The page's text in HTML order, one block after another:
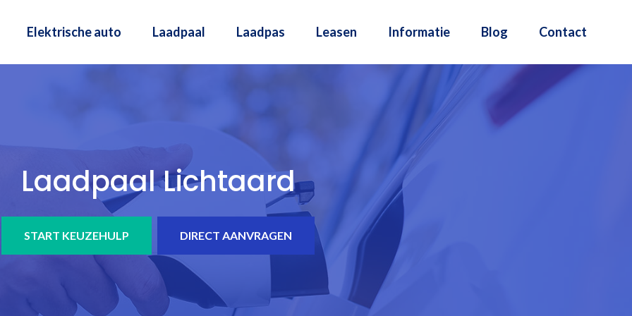
Elektrische auto Laadpaal Laadpas Leasen Informatie Blog Contact
Laadpaal Lichtaard
START KEUZEHULP DIRECT AANVRAGEN